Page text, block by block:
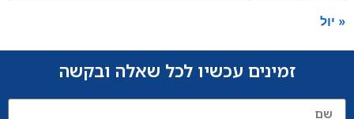
« יול
זמינים עכשיו לכל שאלה ובקשה